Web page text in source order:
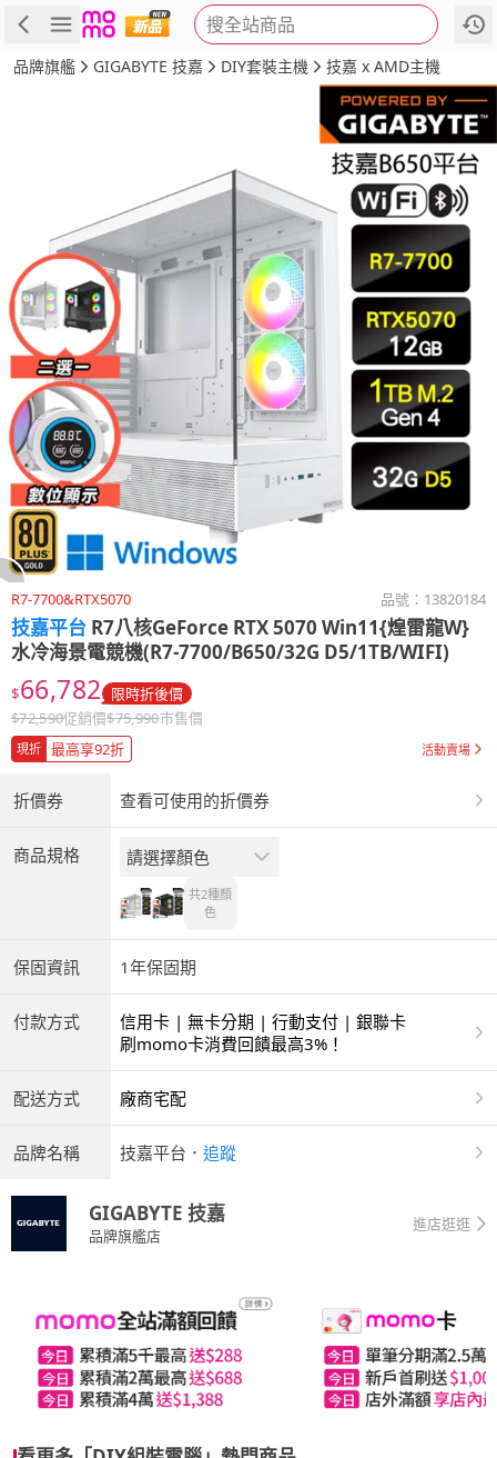
搜全站商品
商品 評價 詳情 規格
品牌旗艦 GIGABYTE 技嘉 DIY套裝主機 技嘉 x AMD主機
R7-7700&RTX5070 品號： 13820184
技嘉平台 R7八核GeForce RTX 5070 Win11{煌雷龍W}
水冷海景電競機(R7-7700/B650/32G D5/1TB/WIFI)
$66,782 限時折後價
$72,590促銷價$75,990市售價
現折 最高享92折 活動賣場
折價券 查看可使用的折價券
商品規格 請選擇顏色
共2種顏
色
保固資訊 1年保固期
付款方式
信用卡 | 無卡分期 | 行動支付 | 銀聯卡
刷momo卡消費回饋最高3%！
配送方式 廠商宅配
品牌名稱 技嘉平台 ． 追蹤
GIGABYTE 技嘉
品牌旗艦店
進店逛逛